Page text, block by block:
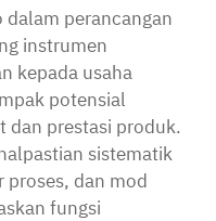
dalam perancangan
instrumen
kepada usaha
potensial
dan prestasi produk.
sistematik
dan mod
fungsi